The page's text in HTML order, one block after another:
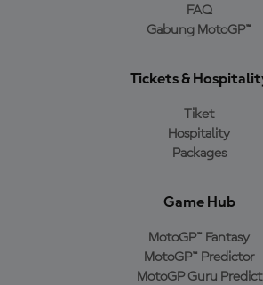
FAQ
Gabung MotoGP™
Tickets &
Tiket
Hospitality
Packages
Game Hub
MotoGP™ Fantasy
MotoGP™ Predictor
MotoGP Guru Predict